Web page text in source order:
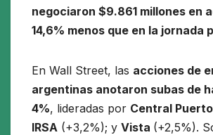
negociaron $9.861 millones en
14,6% menos que en la jornada
En Wall Street, las acciones de
argentinas anotaron subas de
4%, lideradas por Central Puerto
IRSA (+3,2%); y Vista (+2,5%).